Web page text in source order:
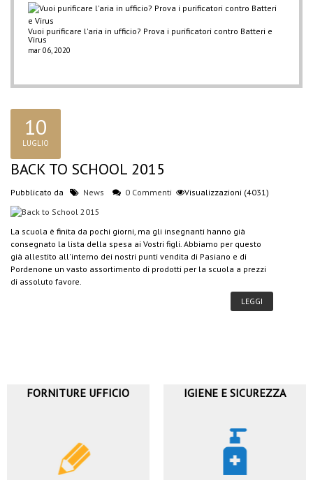
Vuoi purificare l'aria in ufficio? Prova i purificatori contro Batteri e
Virus
mar 06, 2020
10
LUGLIO
BACK TO SCHOOL 2015
Pubblicato da News 0 Commenti Visualizzazioni (4031)
La scuola è finita da pochi giorni, ma gli insegnanti hanno già
consegnato la lista della spesa ai Vostri figli. Abbiamo per questo
già allestito all'interno dei nostri punti vendita di Pasiano e di
Pordenone un vasto assortimento di prodotti per la scuola a prezzi
di assoluto favore.
LEGGI
FORNITURE UFFICIO IGIENE E SICUREZZA